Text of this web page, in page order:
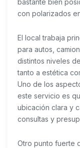
con polarizados
El local trabaja
para autos,
distintos niveles
tanto a estética
Uno de los
este servicio es
ubicación clara y
consultas y
Otro punto fuerte